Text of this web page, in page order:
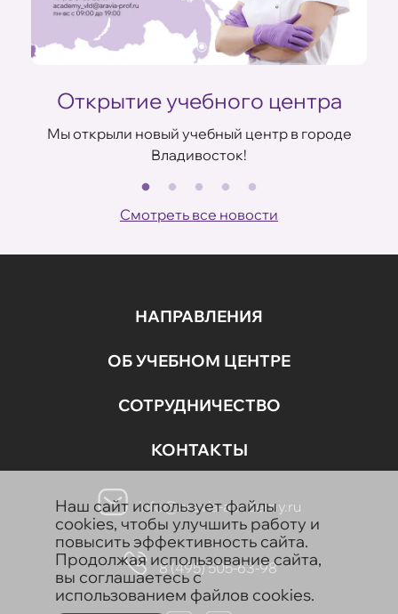
Открытие учебного центра
Мы открыли новый учебный центр в городе
Владивосток!
Смотреть все новости
НАПРАВЛЕНИЯ
ОБ УЧЕБНОМ ЦЕНТРЕ
СОТРУДНИЧЕСТВО
КОНТАКТЫ
info@aravia-academy.ru
8 (495) 505-63-98
Наш сайт использует файлы
cookies, чтобы улучшить работу и
повысить эффективность сайта.
Продолжая использование сайта,
вы соглашаетесь с
использованием файлов cookies.